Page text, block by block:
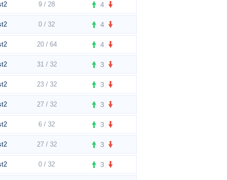
9 / 28 4
0 / 32 4
20 / 64 4
31 / 32 3
23 / 32 3
27 / 32 3
6 / 32 3
27 / 32 3
0 / 32 3